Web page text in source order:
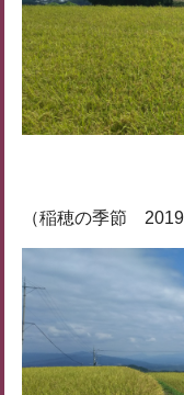
（稲穂の季節 2019